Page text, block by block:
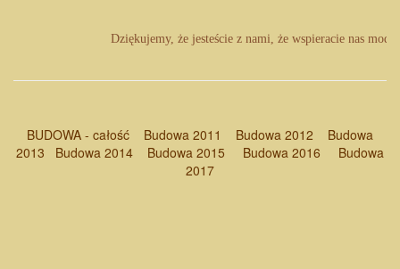
Dziękujemy, że jesteście z nami, że wspieracie nas
BUDOWA - całość Budowa 2011 Budowa 2012
Budowa
2013
Budowa 2014 Budowa 2015 Budowa 2016
Budowa
2017